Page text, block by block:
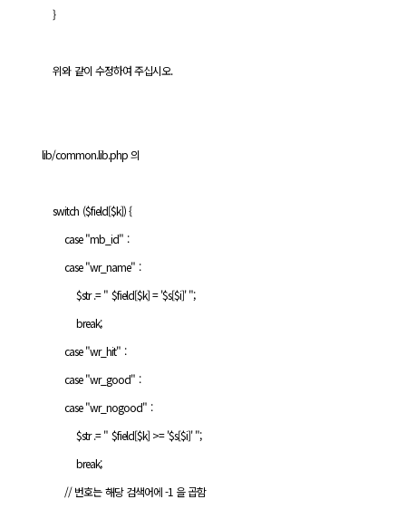
}
위와 같이 수정하여 주십시오.
lib/common.lib.php 의
switch ($field[$k]) {
case "mb_id" :
case "wr_name" :
$str .= " $field[$k] = '$s[$i]' ";
break;
case "wr_hit" :
case "wr_good" :
case "wr_nogood" :
$str .= " $field[$k] >= '$s[$i]' ";
break;
// 번호는 해당 검색어에 -1 을 곱함